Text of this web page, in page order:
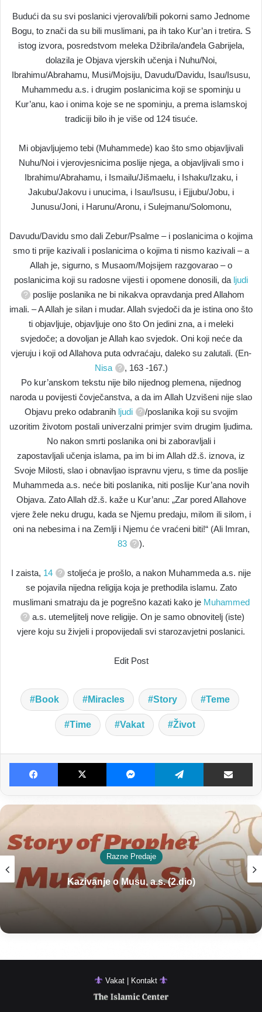
Budući da su svi poslanici vjerovali/bili pokorni samo Jednome
Bogu, to znači da su bili muslimani, pa ih tako Kur’an i tretira. S
istog izvora, posredstvom meleka Džibrila/anđela Gabrijela,
dolazila je Objava vjerskih učenja i Nuhu/Noi,
Ibrahimu/Abrahamu, Musi/Mojsiju, Davudu/Davidu, Isau/Isusu,
Muhammedu a.s. i drugim poslanicima koji se spominju u
Kur’anu, kao i onima koje se ne spominju, a prema islamskoj
tradiciji bilo ih je više od 124 tisuće.
Mi objavljujemo tebi (Muhammede) kao što smo objavljivali
Nuhu/Noi i vjerovjesnicima poslije njega, a objavljivali smo i
Ibrahimu/Abrahamu, i Ismailu/Jišmaelu, i Ishaku/Izaku, i
Jakubu/Jakovu i unucima, i Isau/Isusu, i Ejjubu/Jobu, i
Junusu/Joni, i Harunu/Aronu, i Sulejmanu/Solomonu,
Davudu/Davidu smo dali Zebur/Psalme – i poslanicima o kojima
smo ti prije kazivali i poslanicima o kojima ti nismo kazivali – a
Allah je, sigurno, s Musaom/Mojsijem razgovarao – o
poslanicima koji su radosne vijesti i opomene donosili, da ljudi
poslije poslanika ne bi nikakva opravdanja pred Allahom
imali. – A Allah je silan i mudar. Allah svjedoči da je istina ono što
ti objavljuje, objavljuje ono što On jedini zna, a i meleki
svjedoče; a dovoljan je Allah kao svjedok. Oni koji neće da
vjeruju i koji od Allahova puta odvraćaju, daleko su zalutali. (En-
Nisa
, 163 -167.)
Po kur’anskom tekstu nije bilo nijednog plemena, nijednog
naroda u povijesti čovječanstva, a da im Allah Uzvišeni nije slao
Objavu preko odabranih ljudi
/poslanika koji su svojim
uzoritim životom postali univerzalni primjer svim drugim ljudima.
No nakon smrti poslanika oni bi zaboravljali i
zapostavljali učenja islama, pa im bi im Allah dž.š. iznova, iz
Svoje Milosti, slao i obnavljao ispravnu vjeru, s time da poslije
Muhammeda a.s. neće biti poslanika, niti poslije Kur’ana novih
Objava. Zato Allah dž.š. kaže u Kur’anu: „Zar pored Allahove
vjere žele neku drugu, kada se Njemu predaju, milom ili silom, i
oni na nebesima i na Zemlji i Njemu će vraćeni biti!“ (Ali Imran,
83
).
I zaista, 14
stoljeća je prošlo, a nakon Muhammeda a.s. nije
se pojavila nijedna religija koja je prethodila islamu. Zato
muslimani smatraju da je pogrešno kazati kako je Muhammed
a.s. utemeljitelj nove religije. On je samo obnovitelj (iste)
vjere koju su živjeli i propovijedali svi starozavjetni poslanici.
Edit Post
Book Miracles Story Teme
Time Vakat Život
Facebook X Messenger Telegram
Razne Predaje
Kazivanje o Musu, a.s. (2.dio)
Vakat | Kontakt